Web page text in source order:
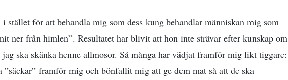
stället för att behandla mig som dess kung behandlar människan mig som
ner från himlen”. Resultatet har blivit att hon inte strävar efter kunskap om
ska skänka henne allmosor. Så många har vädjat framför mig likt tiggare:
”säckar” framför mig och bönfallit mig att ge dem mat så att de ska